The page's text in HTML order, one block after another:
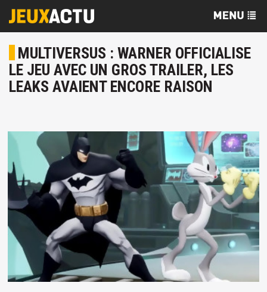
MULTIVERSUS : WARNER OFFICIALISE
LE JEU AVEC UN GROS TRAILER, LES
LEAKS AVAIENT ENCORE RAISON